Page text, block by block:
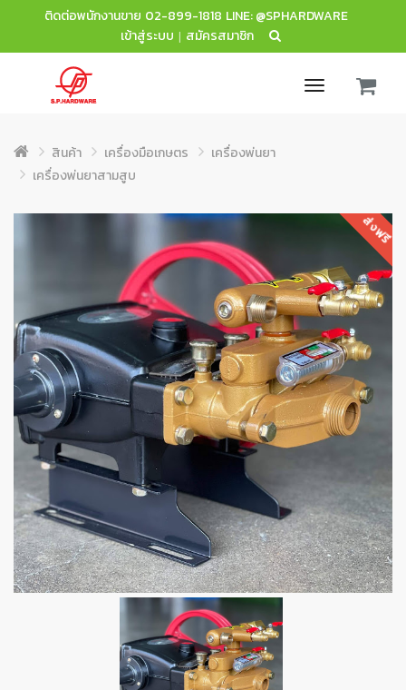
ติดต่อพนักงานขาย 02-899-1818 LINE: @SPHARDWARE
เข้าสู่ระบบ | สมัครสมาชิก
Toggle
สินค้า เครื่องมือเกษตร
เครื่องพ่นยา
เครื่องพ่นยาสามสูบ
ส่งฟรี